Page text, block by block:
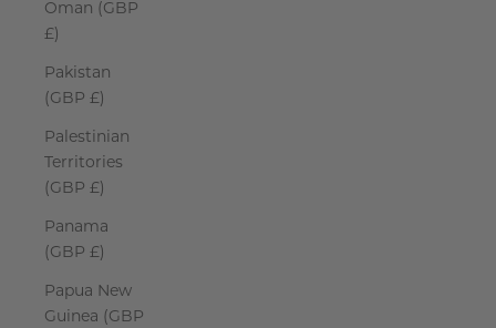
Oman (GBP
£)
Pakistan
(GBP £)
Palestinian
Territories
(GBP £)
Panama
(GBP £)
Papua New
Guinea (GBP